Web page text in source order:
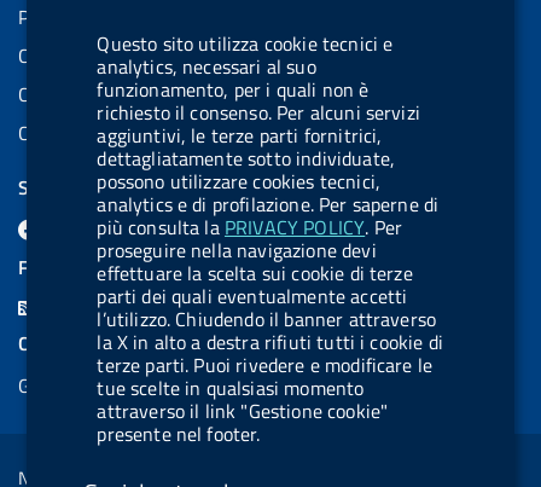
Questo sito utilizza cookie tecnici e
analytics, necessari al suo
funzionamento, per i quali non è
richiesto il consenso. Per alcuni servizi
aggiuntivi, le terze parti fornitrici,
dettagliatamente sotto individuate,
possono utilizzare cookies tecnici,
analytics e di profilazione. Per saperne di
più consulta la PRIVACY POLICY. Per
proseguire nella navigazione devi
effettuare la scelta sui cookie di terze
parti dei quali eventualmente accetti
l’utilizzo. Chiudendo il banner attraverso
la X in alto a destra rifiuti tutti i cookie di
terze parti. Puoi rivedere e modificare le
tue scelte in qualsiasi momento
attraverso il link "Gestione cookie"
presente nel footer.
Partita IVA: 08703841000
Codice Fiscale: 97345810580
Codice IPA AIFA: aifa_rm
Codice IPA UCB: UFE1TR
SEGUICI SU
l
a
b
e
l
.
b
X
B
l
u
e
s
k
y
Y
o
u
t
u
b
e
l
a
b
e
l
.
b
FEED RSS
COOKIES
Gestione cookie
Sezione Link Utili
Note legali